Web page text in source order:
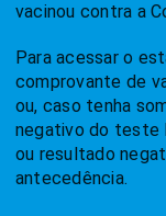
vacinou contra a
Para acessar o
comprovante de
ou, caso tenha
negativo do teste
ou resultado
antecedência.